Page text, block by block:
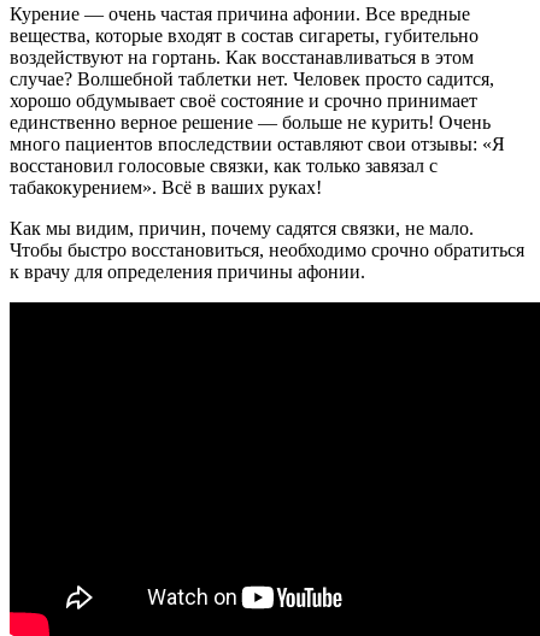
Курение — очень частая причина афонии. Все вредные
вещества, которые входят в состав сигареты, губительно
воздействуют на гортань. Как восстанавливаться в этом
случае? Волшебной таблетки нет. Человек просто садится,
хорошо обдумывает своё состояние и срочно принимает
единственно верное решение — больше не курить! Очень
много пациентов впоследствии оставляют свои отзывы: «Я
восстановил голосовые связки, как только завязал с
табакокурением». Всё в ваших руках!
Как мы видим, причин, почему садятся связки, не мало.
Чтобы быстро восстановиться, необходимо срочно обратиться
к врачу для определения причины афонии.